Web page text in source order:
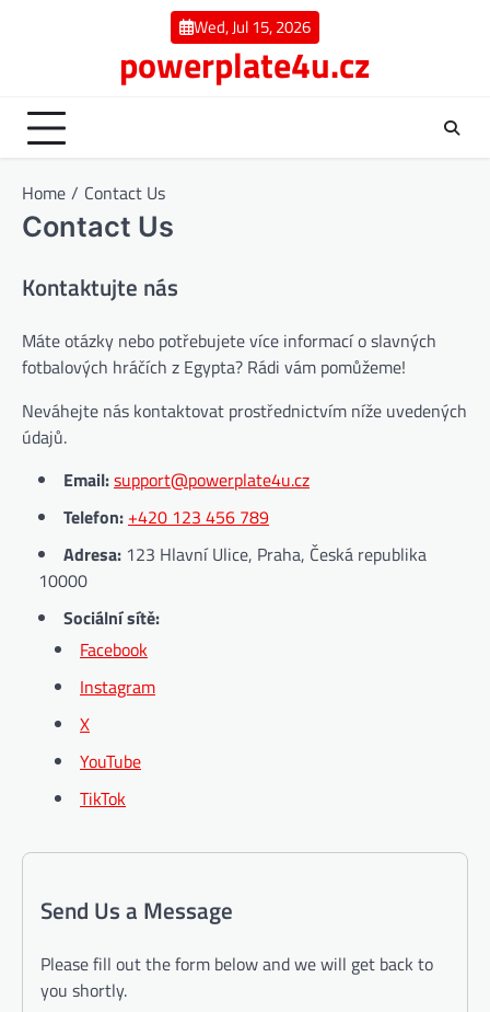
Wed, Jul 15, 2026
powerplate4u.cz
Home Contact Us
Contact Us
Kontaktujte nás
Máte otázky nebo potřebujete více informací o slavných
fotbalových hráčích z Egypta? Rádi vám pomůžeme!
Neváhejte nás kontaktovat prostřednictvím níže uvedených
údajů.
Email:support@powerplate4u.cz
Telefon: +420 123 456 789
Adresa: 123 Hlavní Ulice, Praha, Česká republika
10000
Sociální sítě:
Facebook
Instagram
X
YouTube
TikTok
Send Us a Message
Please fill out the form below and we will get back to
you shortly.